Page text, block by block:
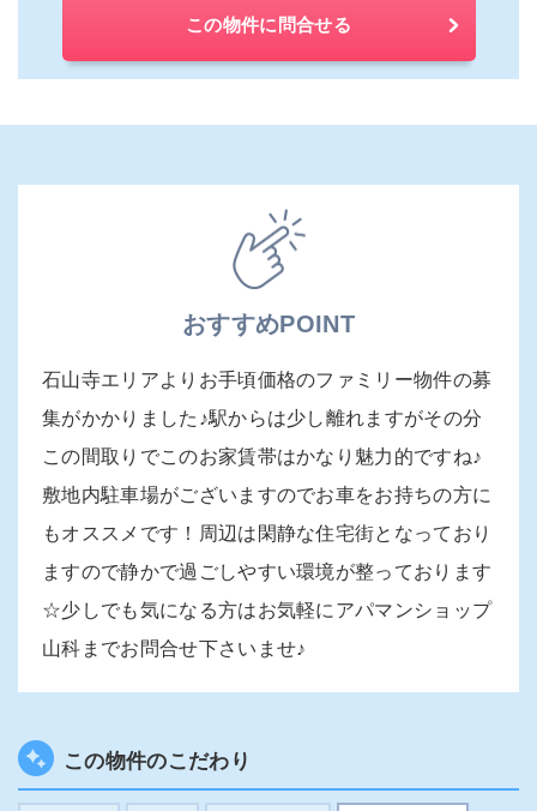
この物件に問合せる
おすすめPOINT
石山寺エリアよりお手頃価格のファミリー物件の募
集がかかりました♪駅からは少し離れますがその分
この間取りでこのお家賃帯はかなり魅力的ですね♪
敷地内駐車場がございますのでお車をお持ちの方に
もオススメです！周辺は閑静な住宅街となっており
ますので静かで過ごしやすい環境が整っております
☆少しでも気になる方はお気軽にアパマンショップ
山科までお問合せ下さいませ♪
この物件のこだわり